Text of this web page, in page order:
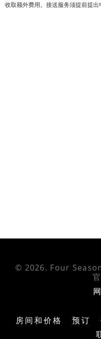
收取额外费用。接送服务须提前提出
© 2026. Four
房间和价格 预订